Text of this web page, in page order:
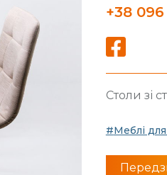
+38
Столи зі
Меблі для